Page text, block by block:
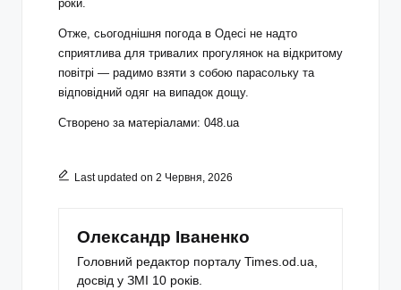
роки.
Отже, сьогоднішня погода в Одесі не надто
сприятлива для тривалих прогулянок на відкритому
повітрі — радимо взяти з собою парасольку та
відповідний одяг на випадок дощу.
Створено за матеріалами: 048.ua
Last updated on 2 Червня, 2026
Олександр Іваненко
Головний редактор порталу Times.od.ua,
досвід у ЗМІ 10 років.